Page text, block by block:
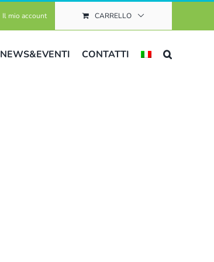
Il mio account CARRELLO
NEWS&EVENTI CONTATTI